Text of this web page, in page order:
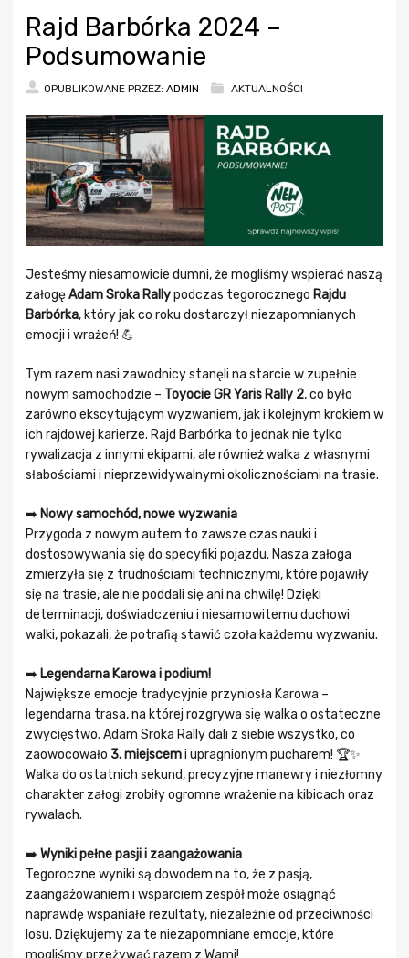
Rajd Barbórka 2024 –
Podsumowanie
OPUBLIKOWANE PRZEZ: ADMIN AKTUALNOŚCI
Jesteśmy niesamowicie dumni, że mogliśmy wspierać naszą
załogęAdam Sroka Rallypodczas tegorocznego Rajdu
Barbórka, który jak co roku dostarczył niezapomnianych
emocji i wrażeń! 💪
Tym razem nasi zawodnicy stanęli na starcie w zupełnie
nowym samochodzie – Toyocie GR Yaris Rally 2, co było
zarówno ekscytującym wyzwaniem, jak i kolejnym krokiem w
ich rajdowej karierze. Rajd Barbórka to jednak nie tylko
rywalizacja z innymi ekipami, ale również walka z własnymi
słabościami i nieprzewidywalnymi okolicznościami na trasie.
➡️ Nowy samochód, nowe wyzwania
Przygoda z nowym autem to zawsze czas nauki i
dostosowywania się do specyfiki pojazdu. Nasza załoga
zmierzyła się z trudnościami technicznymi, które pojawiły
się na trasie, ale nie poddali się ani na chwilę! Dzięki
determinacji, doświadczeniu i niesamowitemu duchowi
walki, pokazali, że potrafią stawić czoła każdemu wyzwaniu.
➡️ Legendarna Karowa i podium!
Największe emocje tradycyjnie przyniosła Karowa –
legendarna trasa, na której rozgrywa się walka o ostateczne
zwycięstwo. Adam Sroka Rally dali z siebie wszystko, co
zaowocowało 3. miejscemi upragnionym pucharem! 🏆✨
Walka do ostatnich sekund, precyzyjne manewry i niezłomny
charakter załogi zrobiły ogromne wrażenie na kibicach oraz
rywalach.
➡️ Wyniki pełne pasji i zaangażowania
Tegoroczne wyniki są dowodem na to, że z pasją,
zaangażowaniem i wsparciem zespół może osiągnąć
naprawdę wspaniałe rezultaty, niezależnie od przeciwności
losu. Dziękujemy za te niezapomniane emocje, które
mogliśmy przeżywać razem z Wami!